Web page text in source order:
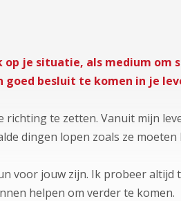
je situatie, als medium
besluit te komen in je
richting te zetten. Vanuit mijn
dingen lopen zoals ze moeten
voor jouw zijn. Ik probeer altijd
helpen om verder te komen.